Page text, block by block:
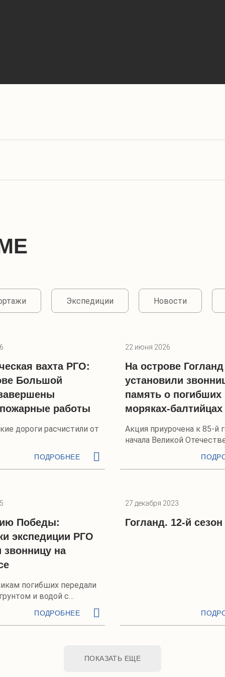
Экспедиции Новости
вахта РГО:
Большой
работы
дороги расчистили от
ПОДРОБНЕЕ
22 июня 2026
На острове Гогланд
установили
память о погибших
моряках-балтийцах
Акция приурочена к 85-й
начала Великой
Победы:
экспедиции РГО
звонницу на
погибших передали
и водой с
ПОДРОБНЕЕ
27 декабря 2023
Гогланд. 12-й сезон
ПОКАЗАТЬ ЕЩЕ